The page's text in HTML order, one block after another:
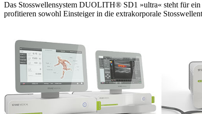
Das Stosswellensystem DUOLITH® SD1 »ultra« steht für ein
profitieren sowohl Einsteiger in die extrakorporale